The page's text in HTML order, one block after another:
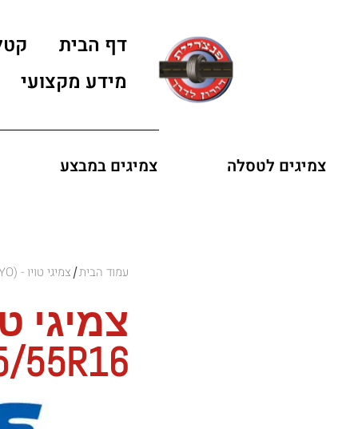
דף הבית
מידע מקצועי
צמיגים לטסלה צמיגים במבצע
עמוד הבית/ צמיגי טויו - (TOYO)
55R16